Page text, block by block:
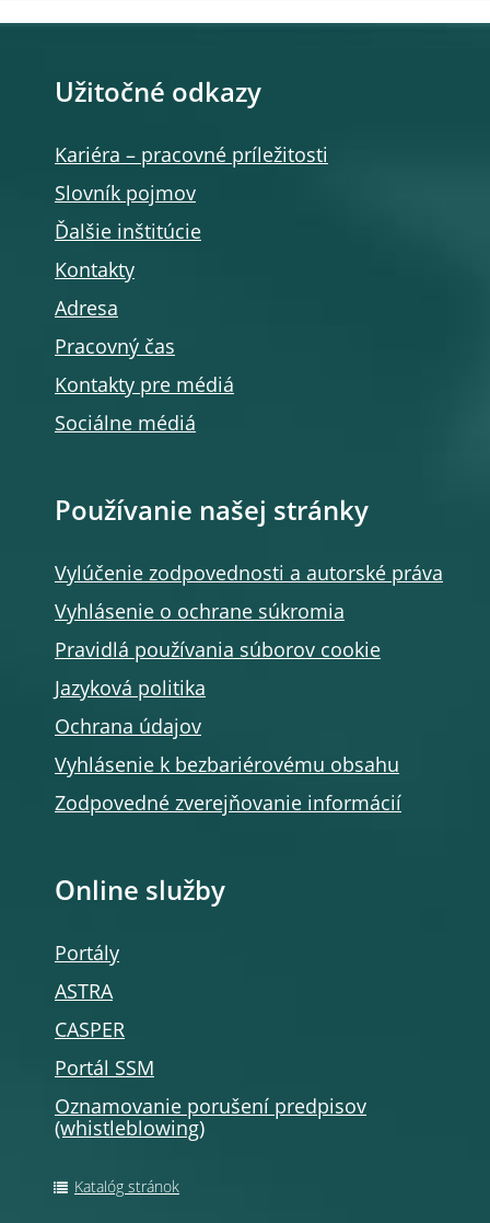
Užitočné odkazy
Kariéra – pracovné príležitosti
Slovník pojmov
Ďalšie inštitúcie
Kontakty
Adresa
Pracovný čas
Kontakty pre médiá
Sociálne médiá
Používanie našej stránky
Vylúčenie zodpovednosti a autorské práva
Vyhlásenie o ochrane súkromia
Pravidlá používania súborov cookie
Jazyková politika
Ochrana údajov
Vyhlásenie k bezbariérovému obsahu
Zodpovedné zverejňovanie informácií
Online služby
Portály
ASTRA
CASPER
Portál SSM
Oznamovanie porušení predpisov
(whistleblowing)
Katalóg stránok